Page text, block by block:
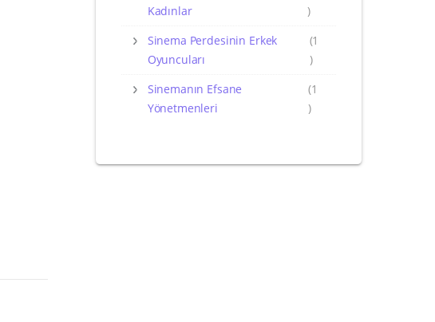
Kadınlar
)
Sinema Perdesinin Erkek
Oyuncuları
(1
)
Sinemanın Efsane
Yönetmenleri
(1
)